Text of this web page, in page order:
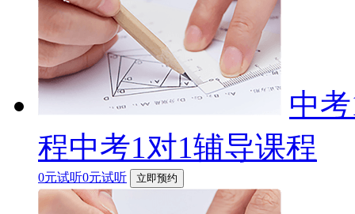
中
程中考1对1辅导课程
0元试听0元试听 立即预约